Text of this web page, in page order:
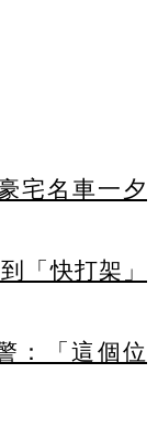
宅名車一夕
「快打架」
：「這個位